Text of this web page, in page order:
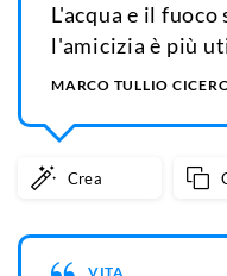
L'acqua e il
l'amicizia è più
MARCO TULLIO
Crea
VITA